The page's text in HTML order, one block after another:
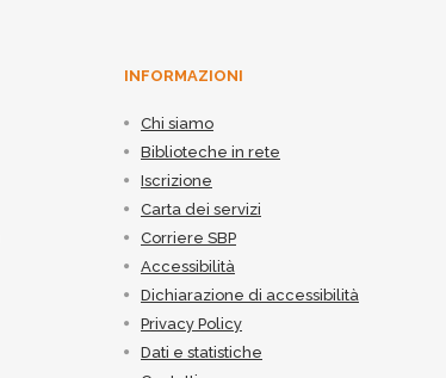
INFORMAZIONI
Chi siamo
Biblioteche in rete
Iscrizione
Carta dei servizi
Corriere SBP
Accessibilità
Dichiarazione di accessibilità
Privacy Policy
Dati e statistiche